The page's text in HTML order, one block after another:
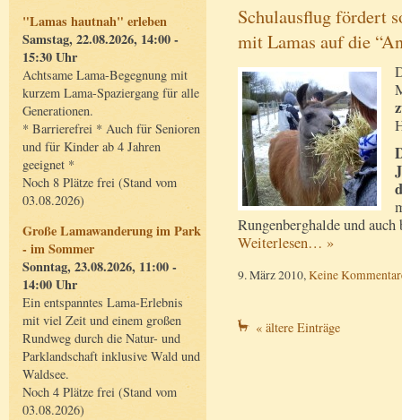
"Lamas hautnah" erleben
Samstag, 22.08.2026, 14:00 -
15:30 Uhr
Achtsame Lama-Begegnung mit
kurzem Lama-Spaziergang für alle
Generationen.
* Barrierefrei * Auch für Senioren
und für Kinder ab 4 Jahren
geeignet *
Noch 8 Plätze frei (Stand vom
03.08.2026)
Große Lamawanderung im Park
- im Sommer
Sonntag, 23.08.2026, 11:00 -
14:00 Uhr
Ein entspanntes Lama-Erlebnis
mit viel Zeit und einem großen
Rundweg durch die Natur- und
Parklandschaft inklusive Wald und
Waldsee.
Noch 4 Plätze frei (Stand vom
03.08.2026)
Schulausflug fördert
mit Lamas auf die
Rungenberghalde und
Weiterlesen… »
9. März 2010, Keine
« ältere Einträge